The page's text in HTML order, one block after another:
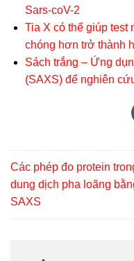
Sars-coV-2
Tia X có thể giúp test
chóng hơn trở thành
Sách trắng – Ứng
(SAXS) để nghiên
Các phép đo protein
dung dịch pha loãng
SAXS